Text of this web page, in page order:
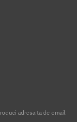
adresa ta de email